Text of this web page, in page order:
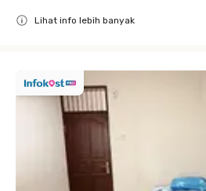
Lihat info lebih banyak